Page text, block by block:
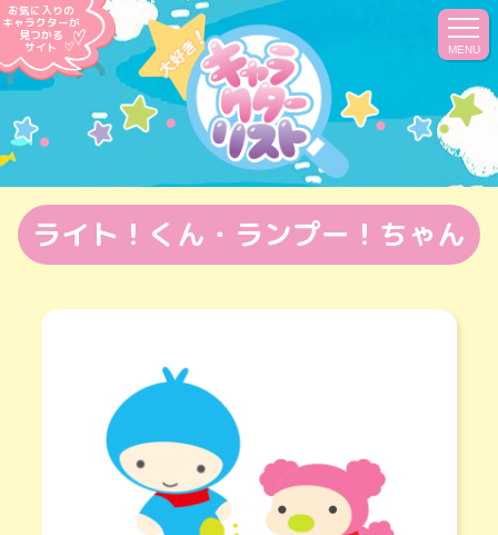
MENU
お気に入りの
キャラクターが
見つかる
サイト
ライト！くん・ランプー！ちゃん